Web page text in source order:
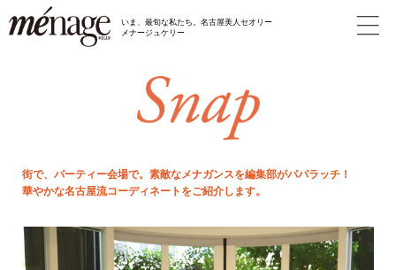
いま、最旬な私たち。名古屋美人セオリー
メナージュケリー
街で、パーティー会場で。素敵なメナガンスを編集部がパパラッチ！
華やかな名古屋流コーディネートをご紹介します。